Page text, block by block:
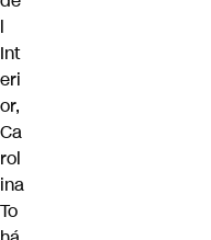
l
Int
eri
or,
Ca
rol
ina
To